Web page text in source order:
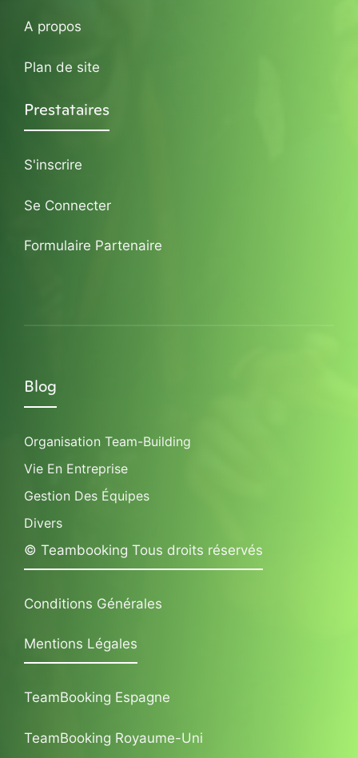
A propos
Plan de site
Prestataires
S'inscrire
Se Connecter
Formulaire Partenaire
Blog
Organisation Team-Building
Vie En Entreprise
Gestion Des Équipes
Divers
© Teambooking Tous droits réservés
Conditions Générales
Mentions Légales
TeamBooking Espagne
TeamBooking Royaume-Uni